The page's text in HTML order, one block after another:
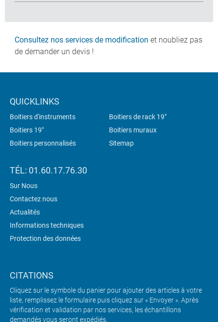
Consultez nos services de modification et noubliez pas
de demander un devis !
QUICKLINKS
Boitiers d'instruments
Boitiers de rack 19"
Boitiers 19"
Boitiers muraux
Boitiers personnalisés
Sitemap
TÉL: 01.60.17.76.30
Sur Nous
Contactez nous
Actualités
Informations techniques
Protection des données
CITATIONS
Cliquez sur le symbole du panier pour ajouter des articles à votre
liste, remplissez le formulaire puis cliquez sur « Envoyer ». Après
vérification et validation par nos services, les échantillons
demandés vous seront expédiés.